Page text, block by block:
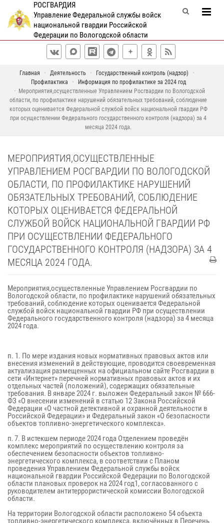
РОСГВАРДИЯ
Управление Федеральной службы войск
национальной гвардии Российской
Федерации по Вологодской области
Главная Деятельность
Государственный контроль (надзор)
Профилактика
Информация по профилактике за 2024 год
Мероприятия,осуществленные Управлением Росгвардии по Вологодской
области, по профилактике нарушений обязательных требований, соблюдение
которых оценивается Федеральной службой войск национальной гвардии РФ
при осуществлении Федерального государственного контроля (надзора) за 4
месяца 2024 года.
МЕРОПРИЯТИЯ,ОСУЩЕСТВЛЕННЫЕ
УПРАВЛЕНИЕМ РОСГВАРДИИ ПО ВОЛОГОДСКОЙ
ОБЛАСТИ, ПО ПРОФИЛАКТИКЕ НАРУШЕНИЙ
ОБЯЗАТЕЛЬНЫХ ТРЕБОВАНИЙ, СОБЛЮДЕНИЕ
КОТОРЫХ ОЦЕНИВАЕТСЯ ФЕДЕРАЛЬНОЙ
СЛУЖБОЙ ВОЙСК НАЦИОНАЛЬНОЙ ГВАРДИИ РФ
ПРИ ОСУЩЕСТВЛЕНИИ ФЕДЕРАЛЬНОГО
ГОСУДАРСТВЕННОГО КОНТРОЛЯ (НАДЗОРА) ЗА 4
МЕСЯЦА 2024 ГОДА.
Мероприятия,осуществленные Управлением Росгвардии по
Вологодской области, по профилактике нарушений обязательных
требований, соблюдение которых оценивается Федеральной
службой войск национальной гвардии РФ при осуществлении
Федерального государственного контроля (надзора) за 4 месяца
2024 года.
п. 1. По мере издания новых нормативных правовых актов или
внесения изменений в действующие, проводится своевременная
актуализация размещенных на официальном сайте Росгвардии в
сети «Интернет» перечней нормативных правовых актов и их
отдельных частей (положений), содержащих обязательные
требования. В январе 2024 г. выложен Федеральный закон № 666-
ФЗ «О внесении изменений в статью 12 Закона Российской
Федерации «О частной детективной и охранной деятельности в
Российской Федерации» и Федеральный закон «О безопасности
объектов топливно-энергетического комплекса».
п. 7. В истекшем периоде 2024 года Отделением проведён
комплекс мероприятий по осуществлению контроля за
обеспечением безопасности объектов топливно-
энергетического комплекса, в соответствии с Планом
проведения Управлением Федеральной службы войск
национальной гвардии Российской Федерации по Вологодской
области плановых проверок на 2024 год1, согласованного с
руководителем антитеррористической комиссии Вологодской
области.
На территории Вологодской области расположено 54 объекта
топливно-энергетического комплекса, включённых в Перечень